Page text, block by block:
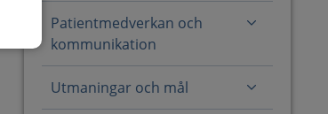
Patientmedverkan och
kommunikation
Utmaningar och mål